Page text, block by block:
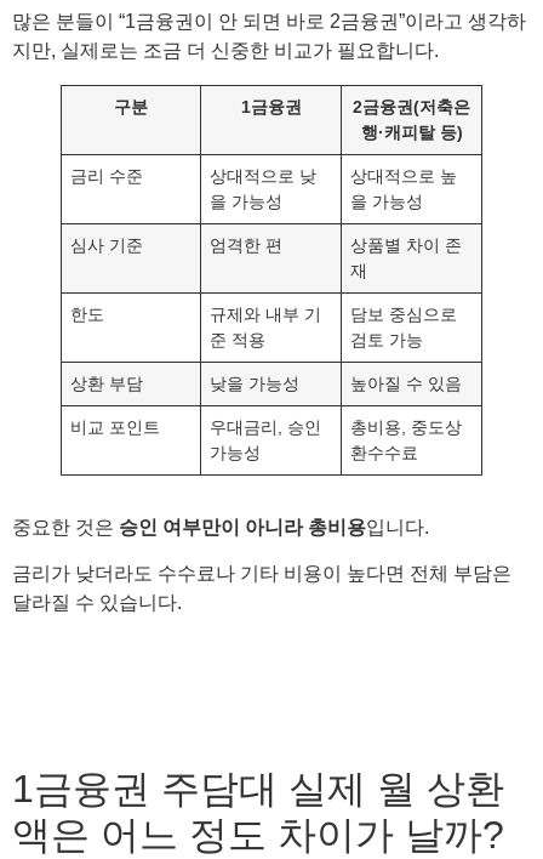
많은 분들이 “1금융권이 안 되면 바로 2금융권”이라고 생각하
지만, 실제로는 조금 더 신중한 비교가 필요합니다.
구분 1금융권
2금융권(저축은
행·캐피탈 등)
금리 수준
상대적으로 낮
을 가능성
상대적으로 높
을 가능성
심사 기준 엄격한 편
상품별 차이 존
재
한도
규제와 내부 기
준 적용
담보 중심으로
검토 가능
상환 부담 낮을 가능성 높아질 수 있음
비교 포인트
우대금리, 승인
가능성
총비용, 중도상
환수수료
중요한 것은 승인 여부만이 아니라 총비용입니다.
금리가 낮더라도 수수료나 기타 비용이 높다면 전체 부담은
달라질 수 있습니다.
1금융권 주담대 실제 월 상환
액은 어느 정도 차이가 날까?